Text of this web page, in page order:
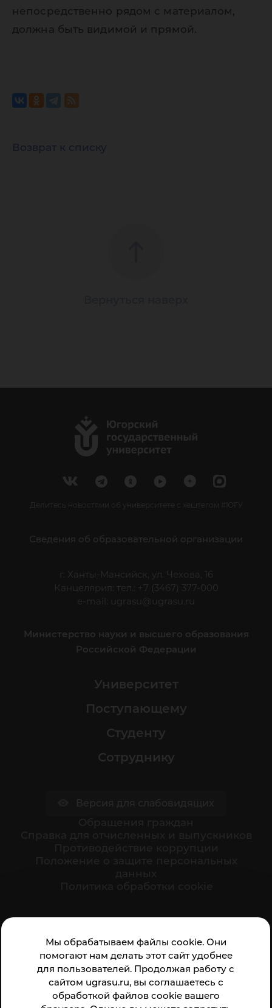
Мы обрабатываем файлы cookie. Они
помогают нам делать этот сайт удобнее
для пользователей. Продолжая работу с
сайтом ugrasu.ru, вы соглашаетесь с
обработкой файлов cookie вашего
непосредственно рядом с материалом,
должна быть видимой и прямой.
Возврат к списку
Делитесь новостями об университете с хештегом #ЮГУ
Сведения об образовательной организации
г. Ханты-Мансийск, ул. Чехова, 16
Канцелярия: тел.: +7 (3467) 377-000
e-mail:
ugrasu@ugrasu.ru
Министерство науки и высшего образования
Российской Федерации
Университет
Поступающему
Студенту
Сотруднику
организации: